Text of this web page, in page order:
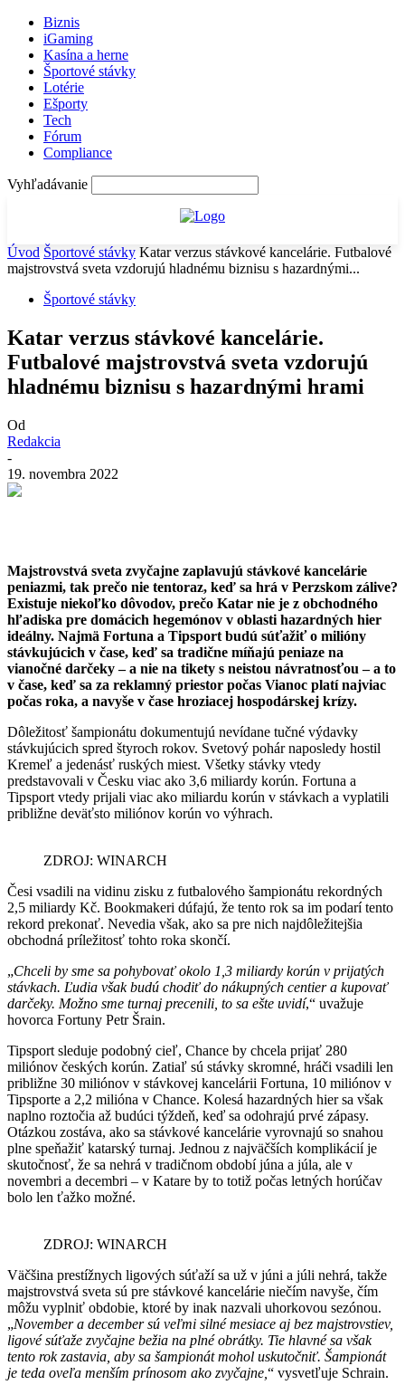
Biznis
iGaming
Kasína a herne
Športové stávky
Lotérie
Ešporty
Tech
Fórum
Compliance
Vyhľadávanie
Úvod Športové stávky Katar verzus stávkové kancelárie. Futbalové
majstrovstvá sveta vzdorujú hladnému biznisu s hazardnými...
Športové stávky
Katar verzus stávkové kancelárie.
Futbalové majstrovstvá sveta vzdorujú
hladnému biznisu s hazardnými hrami
Od
Redakcia
-
19. novembra 2022
Majstrovstvá sveta zvyčajne zaplavujú stávkové kancelárie
peniazmi, tak prečo nie tentoraz, keď sa hrá v Perzskom zálive?
Existuje niekoľko dôvodov, prečo Katar nie je z obchodného
hľadiska pre domácich hegemónov v oblasti hazardných hier
ideálny. Najmä Fortuna a Tipsport budú súťažiť o milióny
stávkujúcich v čase, keď sa tradične míňajú peniaze na
vianočné darčeky – a nie na tikety s neistou návratnosťou – a to
v čase, keď sa za reklamný priestor počas Vianoc platí najviac
počas roka, a navyše v čase hroziacej hospodárskej krízy.
Dôležitosť šampionátu dokumentujú nevídane tučné výdavky
stávkujúcich spred štyroch rokov. Svetový pohár naposledy hostil
Kremeľ a jedenásť ruských miest. Všetky stávky vtedy
predstavovali v Česku viac ako 3,6 miliardy korún. Fortuna a
Tipsport vtedy prijali viac ako miliardu korún v stávkach a vyplatili
približne deväťsto miliónov korún vo výhrach.
ZDROJ: WINARCH
Česi vsadili na vidinu zisku z futbalového šampionátu rekordných
2,5 miliardy Kč. Bookmakeri dúfajú, že tento rok sa im podarí tento
rekord prekonať. Nevedia však, ako sa pre nich najdôležitejšia
obchodná príležitosť tohto roka skončí.
„Chceli by sme sa pohybovať okolo 1,3 miliardy korún v prijatých
stávkach. Ľudia však budú chodiť do nákupných centier a kupovať
darčeky. Možno sme turnaj precenili, to sa ešte uvidí,“ uvažuje
hovorca Fortuny Petr Šrain.
Tipsport sleduje podobný cieľ, Chance by chcela prijať 280
miliónov českých korún. Zatiaľ sú stávky skromné, hráči vsadili len
približne 30 miliónov v stávkovej kancelárii Fortuna, 10 miliónov v
Tipsporte a 2,2 milióna v Chance. Kolesá hazardných hier sa však
naplno roztočia až budúci týždeň, keď sa odohrajú prvé zápasy.
Otázkou zostáva, ako sa stávkové kancelárie vyrovnajú so snahou
plne speňažiť katarský turnaj. Jednou z najväčších komplikácií je
skutočnosť, že sa nehrá v tradičnom období júna a júla, ale v
novembri a decembri – v Katare by to totiž počas letných horúčav
bolo len ťažko možné.
ZDROJ: WINARCH
Väčšina prestížnych ligových súťaží sa už v júni a júli nehrá, takže
majstrovstvá sveta sú pre stávkové kancelárie niečím navyše, čím
môžu vyplniť obdobie, ktoré by inak nazvali uhorkovou sezónou.
„November a december sú veľmi silné mesiace aj bez majstrovstiev,
ligové súťaže zvyčajne bežia na plné obrátky. Tie hlavné sa však
tento rok zastavia, aby sa šampionát mohol uskutočniť. Šampionát
je teda oveľa menším prínosom ako zvyčajne, “ vysvetľuje Schrain.